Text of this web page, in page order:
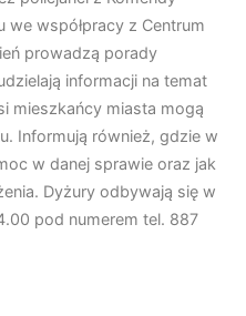
we współpracy z Centrum
prowadzą porady
informacji na temat
mieszkańcy miasta mogą
Informują również, gdzie w
w danej sprawie oraz jak
Dyżury odbywają się w
pod numerem tel. 887